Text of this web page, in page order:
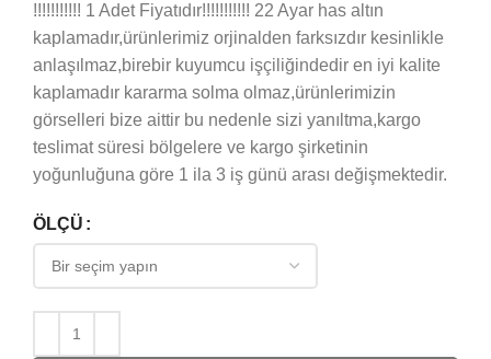
!!!!!!!!!!! 1 Adet Fiyatıdır!!!!!!!!!!! 22 Ayar has altın
kaplamadır,ürünlerimiz orjinalden farksızdır kesinlikle
anlaşılmaz,birebir kuyumcu işçiliğindedir en iyi kalite
kaplamadır kararma solma olmaz,ürünlerimizin
görselleri bize aittir bu nedenle sizi yanıltma,kargo
teslimat süresi bölgelere ve kargo şirketinin
yoğunluğuna göre 1 ila 3 iş günü arası değişmektedir.
ÖLÇÜ